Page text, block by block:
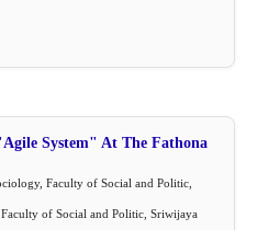
System" At The Fathona
Faculty of Social and Politic,
of Social and Politic, Sriwijaya